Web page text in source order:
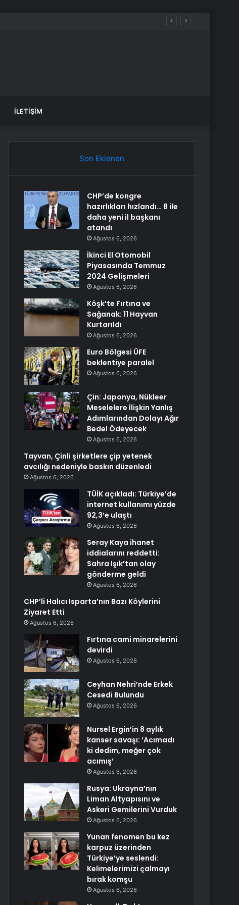
İLETIŞIM
Son Eklenen
CHP’de kongre
hazırlıkları hızlandı… 8 ile
daha yeni il başkanı
atandı
Ağustos 6, 2026
İkinci El Otomobil
Piyasasında Temmuz
2024 Gelişmeleri
Ağustos 6, 2026
Köşk’te Fırtına ve
Sağanak: 11 Hayvan
Kurtarıldı
Ağustos 6, 2026
Euro Bölgesi ÜFE
beklentiye paralel
Ağustos 6, 2026
Çin: Japonya, Nükleer
Meselelere İlişkin Yanlış
Adımlarından Dolayı Ağır
Bedel Ödeyecek
Ağustos 6, 2026
Tayvan, Çinli şirketlere çip yetenek
avcılığı nedeniyle baskın düzenledi
Ağustos 6, 2026
TÜİK açıkladı: Türkiye’de
internet kullanımı yüzde
92,3’e ulaştı
Ağustos 6, 2026
Seray Kaya ihanet
iddialarını reddetti:
Sahra Işık’tan olay
gönderme geldi
Ağustos 6, 2026
CHP’li Halıcı Isparta’nın Bazı Köylerini
Ziyaret Etti
Ağustos 6, 2026
Fırtına cami minarelerini
devirdi
Ağustos 6, 2026
Ceyhan Nehri’nde Erkek
Cesedi Bulundu
Ağustos 6, 2026
Nursel Ergin’in 8 aylık
kanser savaşı: ‘Acımadı
ki dedim, meğer çok
acımış’
Ağustos 6, 2026
Rusya: Ukrayna’nın
Liman Altyapısını ve
Askeri Gemilerini Vurduk
Ağustos 6, 2026
Yunan fenomen bu kez
karpuz üzerinden
Türkiye’ye seslendi:
Kelimelerimizi çalmayı
bırak komşu
Ağustos 6, 2026